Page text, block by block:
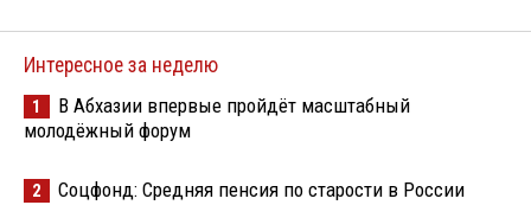
Интересное за неделю
1
В Абхазии впервые пройдёт масштабный
молодёжный форум
2
Соцфонд: Средняя пенсия по старости в России